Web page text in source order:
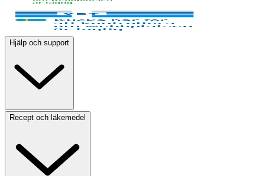
Hjälp och support
Recept och läkemedel